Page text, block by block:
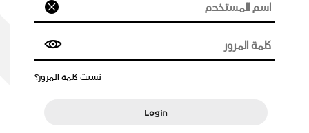
نسيت كلمة المرور؟
Login